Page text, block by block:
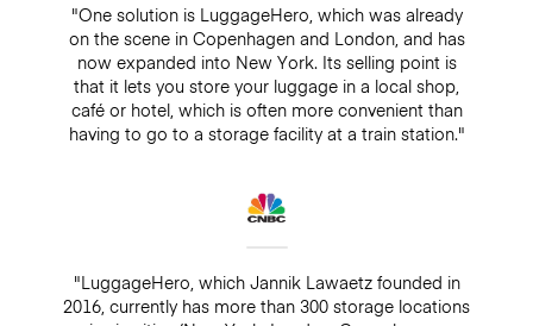
"One solution is LuggageHero, which was already
on the scene in Copenhagen and London, and has
now expanded into New York. Its selling point is
that it lets you store your luggage in a local shop,
café or hotel, which is often more convenient than
having to go to a storage facility at a train station."
"LuggageHero, which Jannik Lawaetz founded in
2016, currently has more than 300 storage locations